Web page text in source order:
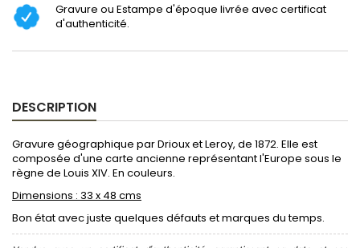
Gravure ou Estampe d'époque livrée avec certificat
d'authenticité.
DESCRIPTION
Gravure géographique par Drioux et Leroy, de 1872. Elle est
composée d'une carte ancienne représentant l'Europe sous le
règne de Louis XIV. En couleurs.
Dimensions : 33 x 48 cms
Bon état avec juste quelques défauts et marques du temps.